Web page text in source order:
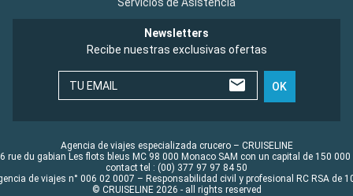
Newsletters
Recibe nuestras exclusivas ofertas
TU EMAIL OK
Agencia de viajes especializada crucero – CRUISELINE
rue du gabian Les flots bleus MC 98 000 Monaco SAM con un capital de 150 000
contact tel : (00) 377 97 97 84 50
de viajes n° 006 02 0007 – Responsabilidad civil y profesional RC RSA de
© CRUISELINE 2026 - all rights reserved